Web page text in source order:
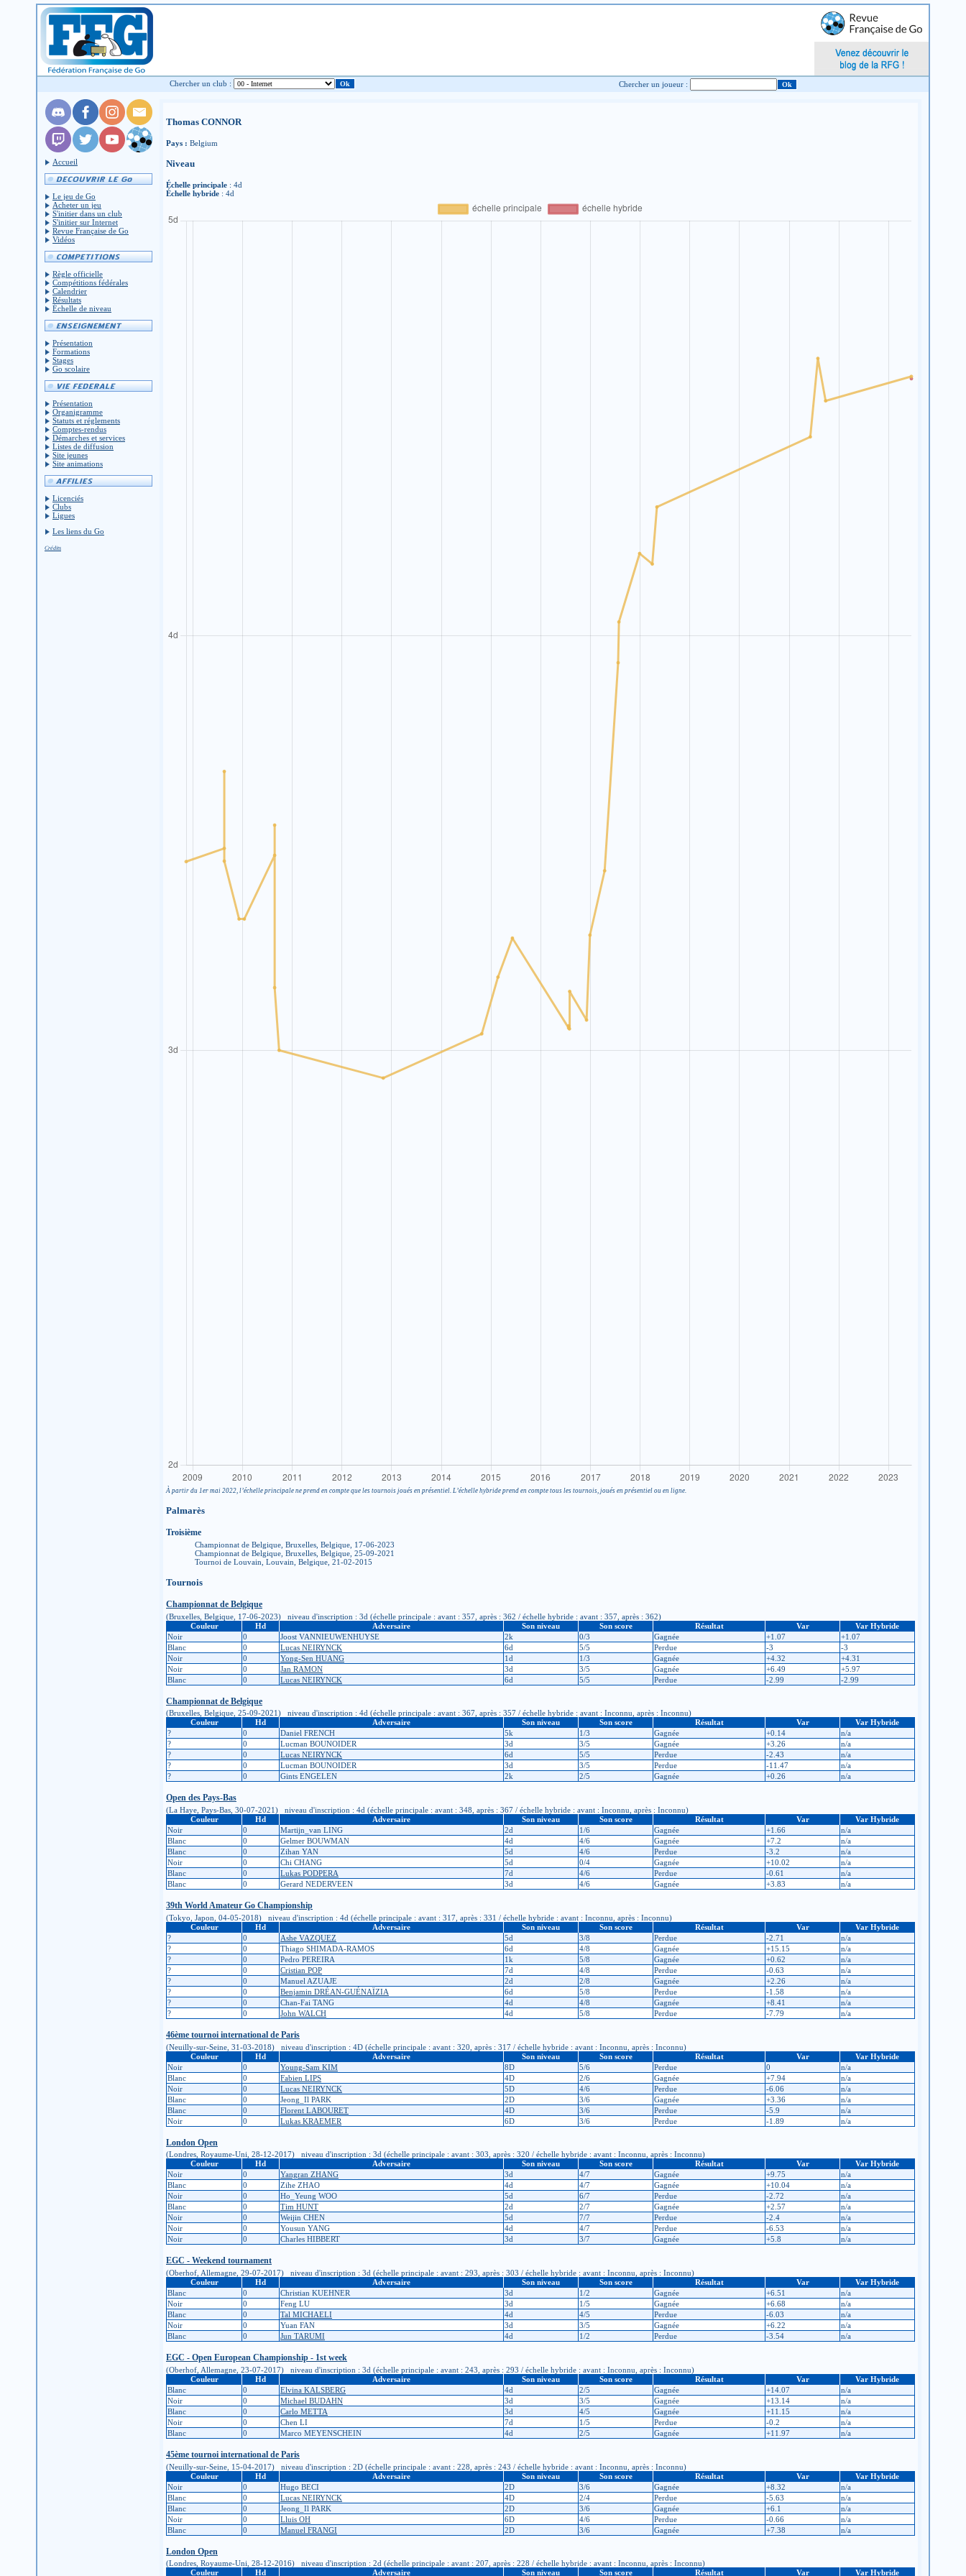
Chercher un club : Chercher un joueur :
Accueil
Le jeu de Go
Acheter un jeu
S'initier dans un club
S'initier sur Internet
Revue Française de Go
Vidéos
Règle officielle
Compétitions fédérales
Calendrier
Résultats
Échelle de niveau
Présentation
Formations
Stages
Go scolaire
Présentation
Organigramme
Statuts et réglements
Comptes-rendus
Démarches et services
Listes de diffusion
Site jeunes
Site animations
Licenciés
Clubs
Ligues
Les liens du Go
Crédits
Thomas CONNOR
Pays : Belgium
Niveau
Échelle principale : 4d
Échelle hybride : 4d
À partir du 1er mai 2022, l’échelle principale ne prend en compte que les tournois joués en présentiel. L’échelle hybride prend en compte tous les tournois, joués en présentiel ou en ligne.
Palmarès
Troisième
Championnat de Belgique, Bruxelles, Belgique, 17-06-2023
Championnat de Belgique, Bruxelles, Belgique, 25-09-2021
Tournoi de Louvain, Louvain, Belgique, 21-02-2015
Tournois
Championnat de Belgique
(Bruxelles, Belgique, 17-06-2023) niveau d'inscription : 3d (échelle principale : avant : 357, après : 362 / échelle hybride : avant : 357, après : 362)
Couleur
Hd Adversaire Son niveau Son score Résultat Var
Var Hybride
Noir
0 Joost VANNIEUWENHUYSE 2k 0/3 Gagnée +1.07
+1.07
Blanc
0 Lucas NEIRYNCK 6d 5/5 Perdue -3
-3
Noir
0 Yong-Sen HUANG 1d 1/3 Gagnée +4.32
+4.31
Noir
0 Jan RAMON 3d 3/5 Gagnée +6.49
+5.97
Blanc
0 Lucas NEIRYNCK 6d 5/5 Perdue -2.99 -2.99
Championnat de Belgique
(Bruxelles, Belgique, 25-09-2021) niveau d'inscription : 4d (échelle principale : avant : 367, après : 357 / échelle hybride : avant : Inconnu, après : Inconnu)
Couleur
Hd Adversaire Son niveau Son score Résultat Var
Var Hybride
?
0 Daniel FRENCH 5k 1/3 Gagnée +0.14
n/a
?
0 Lucman BOUNOIDER 3d 3/5 Gagnée +3.26
n/a
?
0 Lucas NEIRYNCK 6d 5/5 Perdue -2.43
n/a
?
0 Lucman BOUNOIDER 3d 3/5 Perdue -11.47
n/a
?
0 Gints ENGELEN 2k 2/5 Gagnée +0.26 n/a
Open des Pays-Bas
(La Haye, Pays-Bas, 30-07-2021) niveau d'inscription : 4d (échelle principale : avant : 348, après : 367 / échelle hybride : avant : Inconnu, après : Inconnu)
Couleur
Hd Adversaire Son niveau Son score Résultat Var
Var Hybride
Noir
0 Martijn_van LING 2d 1/6 Gagnée +1.66
n/a
Blanc
0 Gelmer BOUWMAN 4d 4/6 Gagnée +7.2
n/a
Blanc
0 Zihan YAN 5d 4/6 Perdue -3.2
n/a
Noir
0 Chi CHANG 5d 0/4 Gagnée +10.02
n/a
Blanc
0 Lukas PODPERA 7d 4/6 Perdue -0.61
n/a
Blanc
0 Gerard NEDERVEEN 3d 4/6 Gagnée +3.83 n/a
39th World Amateur Go Championship
(Tokyo, Japon, 04-05-2018) niveau d'inscription : 4d (échelle principale : avant : 317, après : 331 / échelle hybride : avant : Inconnu, après : Inconnu)
Couleur
Hd Adversaire Son niveau Son score Résultat Var
Var Hybride
?
0 Ashe VAZQUEZ 5d 3/8 Perdue -2.71
n/a
?
0 Thiago SHIMADA-RAMOS 6d 4/8 Gagnée +15.15
n/a
?
0 Pedro PEREIRA 1k 5/8 Gagnée +0.62
n/a
?
0 Cristian POP 7d 4/8 Perdue -0.63
n/a
?
0 Manuel AZUAJE 2d 2/8 Gagnée +2.26
n/a
?
0 Benjamin DRÉAN-GUÉNAÏZIA 6d 5/8 Perdue -1.58
n/a
?
0 Chan-Fai TANG 4d 4/8 Gagnée +8.41
n/a
?
0 John WALCH 4d 5/8 Perdue -7.79 n/a
46ème tournoi international de Paris
(Neuilly-sur-Seine, 31-03-2018) niveau d'inscription : 4D (échelle principale : avant : 320, après : 317 / échelle hybride : avant : Inconnu, après : Inconnu)
Couleur
Hd Adversaire Son niveau Son score Résultat Var
Var Hybride
Noir
0 Young-Sam KIM 8D 5/6 Perdue 0
n/a
Blanc
0 Fabien LIPS 4D 2/6 Gagnée +7.94
n/a
Noir
0 Lucas NEIRYNCK 5D 4/6 Perdue -6.06
n/a
Blanc
0 Jeong_Il PARK 2D 3/6 Gagnée +3.36
n/a
Blanc
0 Florent LABOURET 4D 3/6 Perdue -5.9
n/a
Noir
0 Lukas KRAEMER 6D 3/6 Perdue -1.89 n/a
London Open
(Londres, Royaume-Uni, 28-12-2017) niveau d'inscription : 3d (échelle principale : avant : 303, après : 320 / échelle hybride : avant : Inconnu, après : Inconnu)
Couleur
Hd Adversaire Son niveau Son score Résultat Var
Var Hybride
Noir
0 Yangran ZHANG 3d 4/7 Gagnée +9.75
n/a
Blanc
0 Zihe ZHAO 4d 4/7 Gagnée +10.04
n/a
Noir
0 Ho_Yeung WOO 5d 6/7 Perdue -2.72
n/a
Blanc
0 Tim HUNT 2d 2/7 Gagnée +2.57
n/a
Noir
0 Weijin CHEN 5d 7/7 Perdue -2.4
n/a
Noir
0 Yousun YANG 4d 4/7 Perdue -6.53
n/a
Noir
0 Charles HIBBERT 3d 3/7 Gagnée +5.8 n/a
EGC - Weekend tournament
(Oberhof, Allemagne, 29-07-2017) niveau d'inscription : 3d (échelle principale : avant : 293, après : 303 / échelle hybride : avant : Inconnu, après : Inconnu)
Couleur
Hd Adversaire Son niveau Son score Résultat Var
Var Hybride
Blanc
0 Christian KUEHNER 3d 1/2 Gagnée +6.51
n/a
Noir
0 Feng LU 3d 1/5 Gagnée +6.68
n/a
Blanc
0 Tal MICHAELI 4d 4/5 Perdue -6.03
n/a
Noir
0 Yuan FAN 3d 3/5 Gagnée +6.22
n/a
Blanc
0 Jun TARUMI 4d 1/2 Perdue -3.54 n/a
EGC - Open European Championship - 1st week
(Oberhof, Allemagne, 23-07-2017) niveau d'inscription : 3d (échelle principale : avant : 243, après : 293 / échelle hybride : avant : Inconnu, après : Inconnu)
Couleur
Hd Adversaire Son niveau Son score Résultat Var
Var Hybride
Blanc
0 Elvina KALSBERG 4d 2/5 Gagnée +14.07
n/a
Noir
0 Michael BUDAHN 3d 3/5 Gagnée +13.14
n/a
Blanc
0 Carlo METTA 3d 4/5 Gagnée +11.15
n/a
Noir
0 Chen LI 7d 1/5 Perdue -0.2
n/a
Blanc
0 Marco MEYENSCHEIN 4d 2/5 Gagnée +11.97 n/a
45ème tournoi international de Paris
(Neuilly-sur-Seine, 15-04-2017) niveau d'inscription : 2D (échelle principale : avant : 228, après : 243 / échelle hybride : avant : Inconnu, après : Inconnu)
Couleur
Hd Adversaire Son niveau Son score Résultat Var
Var Hybride
Noir
0 Hugo BECI 2D 3/6 Gagnée +8.32
n/a
Blanc
0 Lucas NEIRYNCK 4D 2/4 Perdue -5.63
n/a
Blanc
0 Jeong_Il PARK 2D 3/6 Gagnée +6.1
n/a
Noir
0 Lluis OH 6D 4/6 Perdue -0.66
n/a
Blanc
0 Manuel FRANGI 2D 3/6 Gagnée +7.38 n/a
London Open
(Londres, Royaume-Uni, 28-12-2016) niveau d'inscription : 2d (échelle principale : avant : 207, après : 228 / échelle hybride : avant : Inconnu, après : Inconnu)
Couleur
Hd Adversaire Son niveau Son score Résultat Var Var Hybride